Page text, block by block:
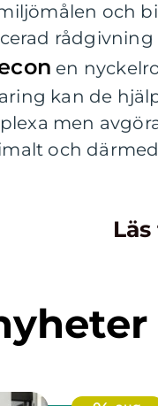
och
en
kan de
men
och